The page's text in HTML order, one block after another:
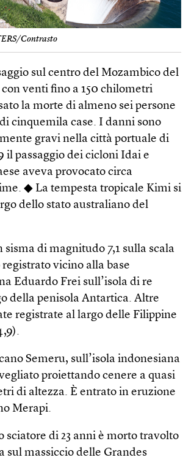
Contrasto
sul centro del Mozambico del
venti fino a 150 chilometri
la morte di almeno sei persone
cinquemila case. I danni sono
gravi nella città portuale di
il passaggio dei cicloni Idai e
aveva provocato circa
◆ La tempesta tropicale Kimi si
dello stato australiano del
sisma di magnitudo 7,1 sulla scala
vicino alla base
Eduardo Frei sull’isola di re
della penisola Antartica. Altre
registrate al largo delle Filippine
Semeru, sull’isola indonesiana
proiettando cenere a quasi
di altezza. È entrato in eruzione
Merapi.
sciatore di 23 anni è morto travolto
sul massiccio delle Grandes